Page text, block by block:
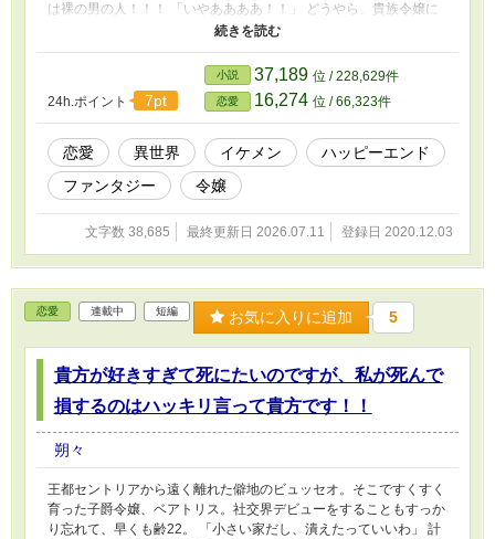
は裸の男の人！！！ 「いやああああ！！」 どうやら、貴族令嬢に
転生してしまったようです。話を聞くと、私には心から愛する人に
抱かれると、神聖魔法が使えるようになるという能力が備わってい
るらしい。 え、それってつまり？ 毎晩、入れ替わり立ち替わり、
令息たちがベッドに忍び込んできます。それが国家の存続に関わる
と言うから断りきれない！！
24h.ポイント 7pt
小説 37,189 位 / 228,629件
恋愛 16,274 位 / 66,323件
恋愛 異世界 イケメン
ハッピーエンド
ファンタジー
令嬢
文字数 38,685 最終更新日 2026.07.11 登録日 2020.12.03
恋愛 連載中 短編 お気に入りに追加 5
貴方が好きすぎて死にたいのですが、私が死んで
損するのはハッキリ言って貴方です！！
朔々
王都セントリアから遠く離れた僻地のビュッセオ。そこですくすく
育った子爵令嬢、ベアトリス。社交界デビューをすることもすっか
り忘れて、早くも齢22。 「小さい家だし、潰えたっていいわ」 計